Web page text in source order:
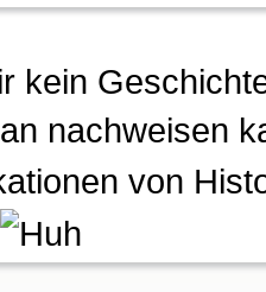
kein
nachweisen
von